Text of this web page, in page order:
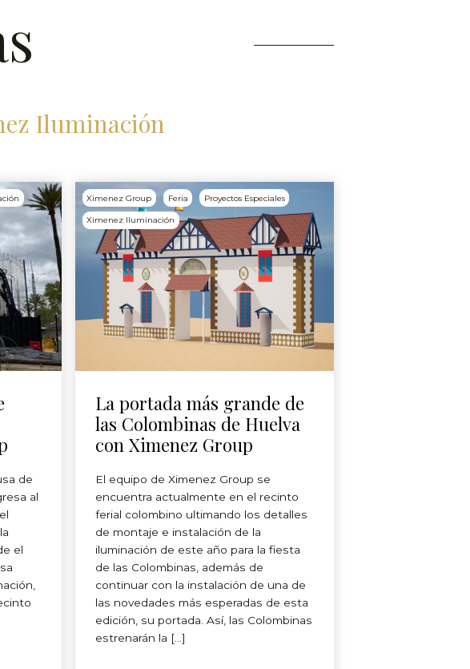
Iluminación
de
al
el
Ximenez Group Feria Proyectos Especiales
Ximenez Iluminación
La portada más grande de
las Colombinas de Huelva
con Ximenez Group
El equipo de Ximenez Group se
encuentra actualmente en el recinto
ferial colombino ultimando los detalles
de montaje e instalación de la
iluminación de este año para la fiesta
de las Colombinas, además de
continuar con la instalación de una de
las novedades más esperadas de esta
edición, su portada. Así, las Colombinas
estrenarán la […]